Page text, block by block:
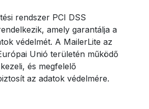
rendszer PCI DSS
amely garantálja a
védelmét. A MailerLite az
Unió területén működő
és megfelelő
az adatok védelmére.